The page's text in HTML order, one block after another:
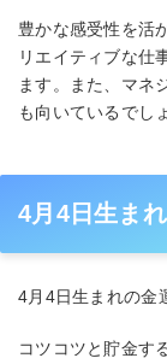
豊かな感受性を活
リエイティブな仕
ます。また、マネ
も向いているでし
4月4日生ま
4月4日生まれの金
コツコツと貯金す